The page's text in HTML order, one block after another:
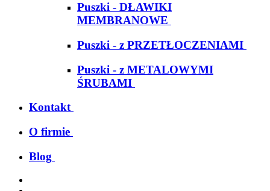
Puszki - DŁAWIKI
MEMBRANOWE
Puszki - z PRZETŁOCZENIAMI
Puszki - z METALOWYMI
ŚRUBAMI
Kontakt
O firmie
Blog